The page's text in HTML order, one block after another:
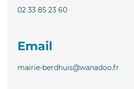
02 33 85 23 60
Email
mairie-berdhuis@wanadoo.fr